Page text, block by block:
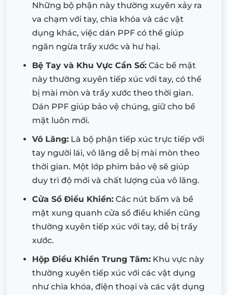
Những bộ phận này thường xuyên xảy ra
va chạm với tay, chìa khóa và các vật
dụng khác, việc dán PPF có thể giúp
ngăn ngừa trầy xước và hư hại.
Bệ Tay và Khu Vực Cần Số: Các bề mặt
này thường xuyên tiếp xúc với tay, có thể
bị mài mòn và trầy xước theo thời gian.
Dán PPF giúp bảo vệ chúng, giữ cho bề
mặt luôn mới.
Vô Lăng: Là bộ phận tiếp xúc trực tiếp với
tay người lái, vô lăng dễ bị mài mòn theo
thời gian. Một lớp phim bảo vệ sẽ giúp
duy trì độ mới và chất lượng của vô lăng.
Cửa Sổ Điều Khiển: Các nút bấm và bề
mặt xung quanh cửa sổ điều khiển cũng
thường xuyên tiếp xúc với tay, dễ bị trầy
xước.
Hộp Điều Khiển Trung Tâm: Khu vực này
thường xuyên tiếp xúc với các vật dụng
như chìa khóa, điện thoại và các vật dụng